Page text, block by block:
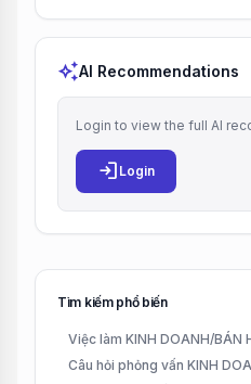
auto_awesomeAI Recommendations
Login to view the full AI
login Login
Tìm kiếm phổ biến
Việc làm KINH DOANH/BÁN
Câu hỏi phỏng vấn KINH